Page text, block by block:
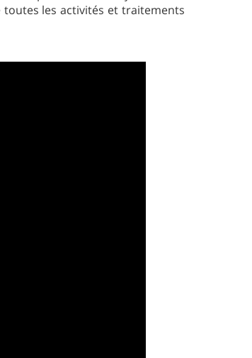
les activités et traitements